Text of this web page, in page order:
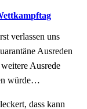
verlassen uns
Ausreden
Ausrede
würde…
dass kann